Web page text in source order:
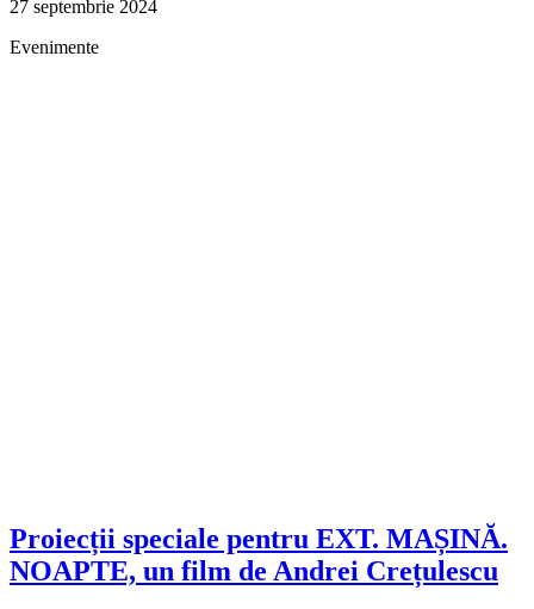
27 septembrie 2024
Evenimente
Proiecții speciale pentru EXT. MAȘINĂ.
NOAPTE, un film de Andrei Crețulescu